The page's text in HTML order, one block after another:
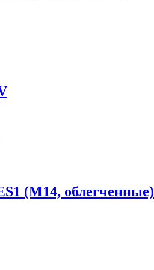
(М14, облегченные)